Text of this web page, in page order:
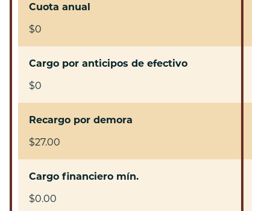
Cuota anual
$0
Cargo por anticipos de efectivo
$0
Recargo por demora
$27.00
Cargo financiero mín.
$0.00